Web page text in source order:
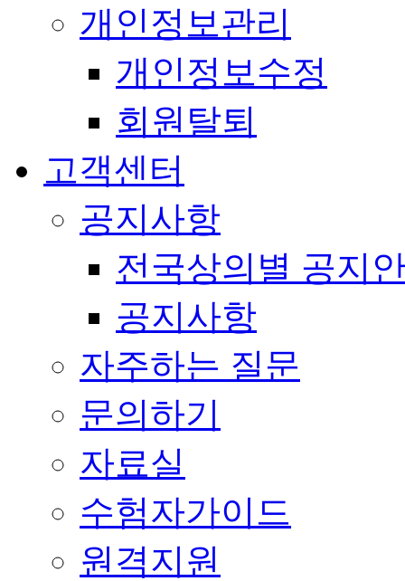
개인정보관리
개인정보수정
회원탈퇴
고객센터
공지사항
전국상의별 공지
공지사항
자주하는 질문
문의하기
자료실
수험자가이드
원격지원